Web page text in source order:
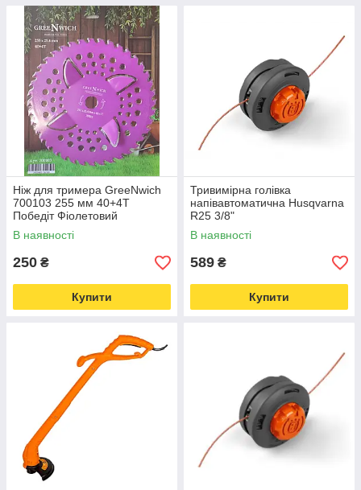
Ніж для тримера GreeNwich
700103 255 мм 40+4Т
Победіт Фіолетовий
В наявності
250 ₴
Купити
Тривимірна голівка
напівавтоматична Husqvarna
R25 3/8"
В наявності
589 ₴
Купити